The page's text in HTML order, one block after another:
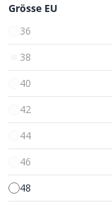
Grösse EU
36
38
40
42
44
46
48